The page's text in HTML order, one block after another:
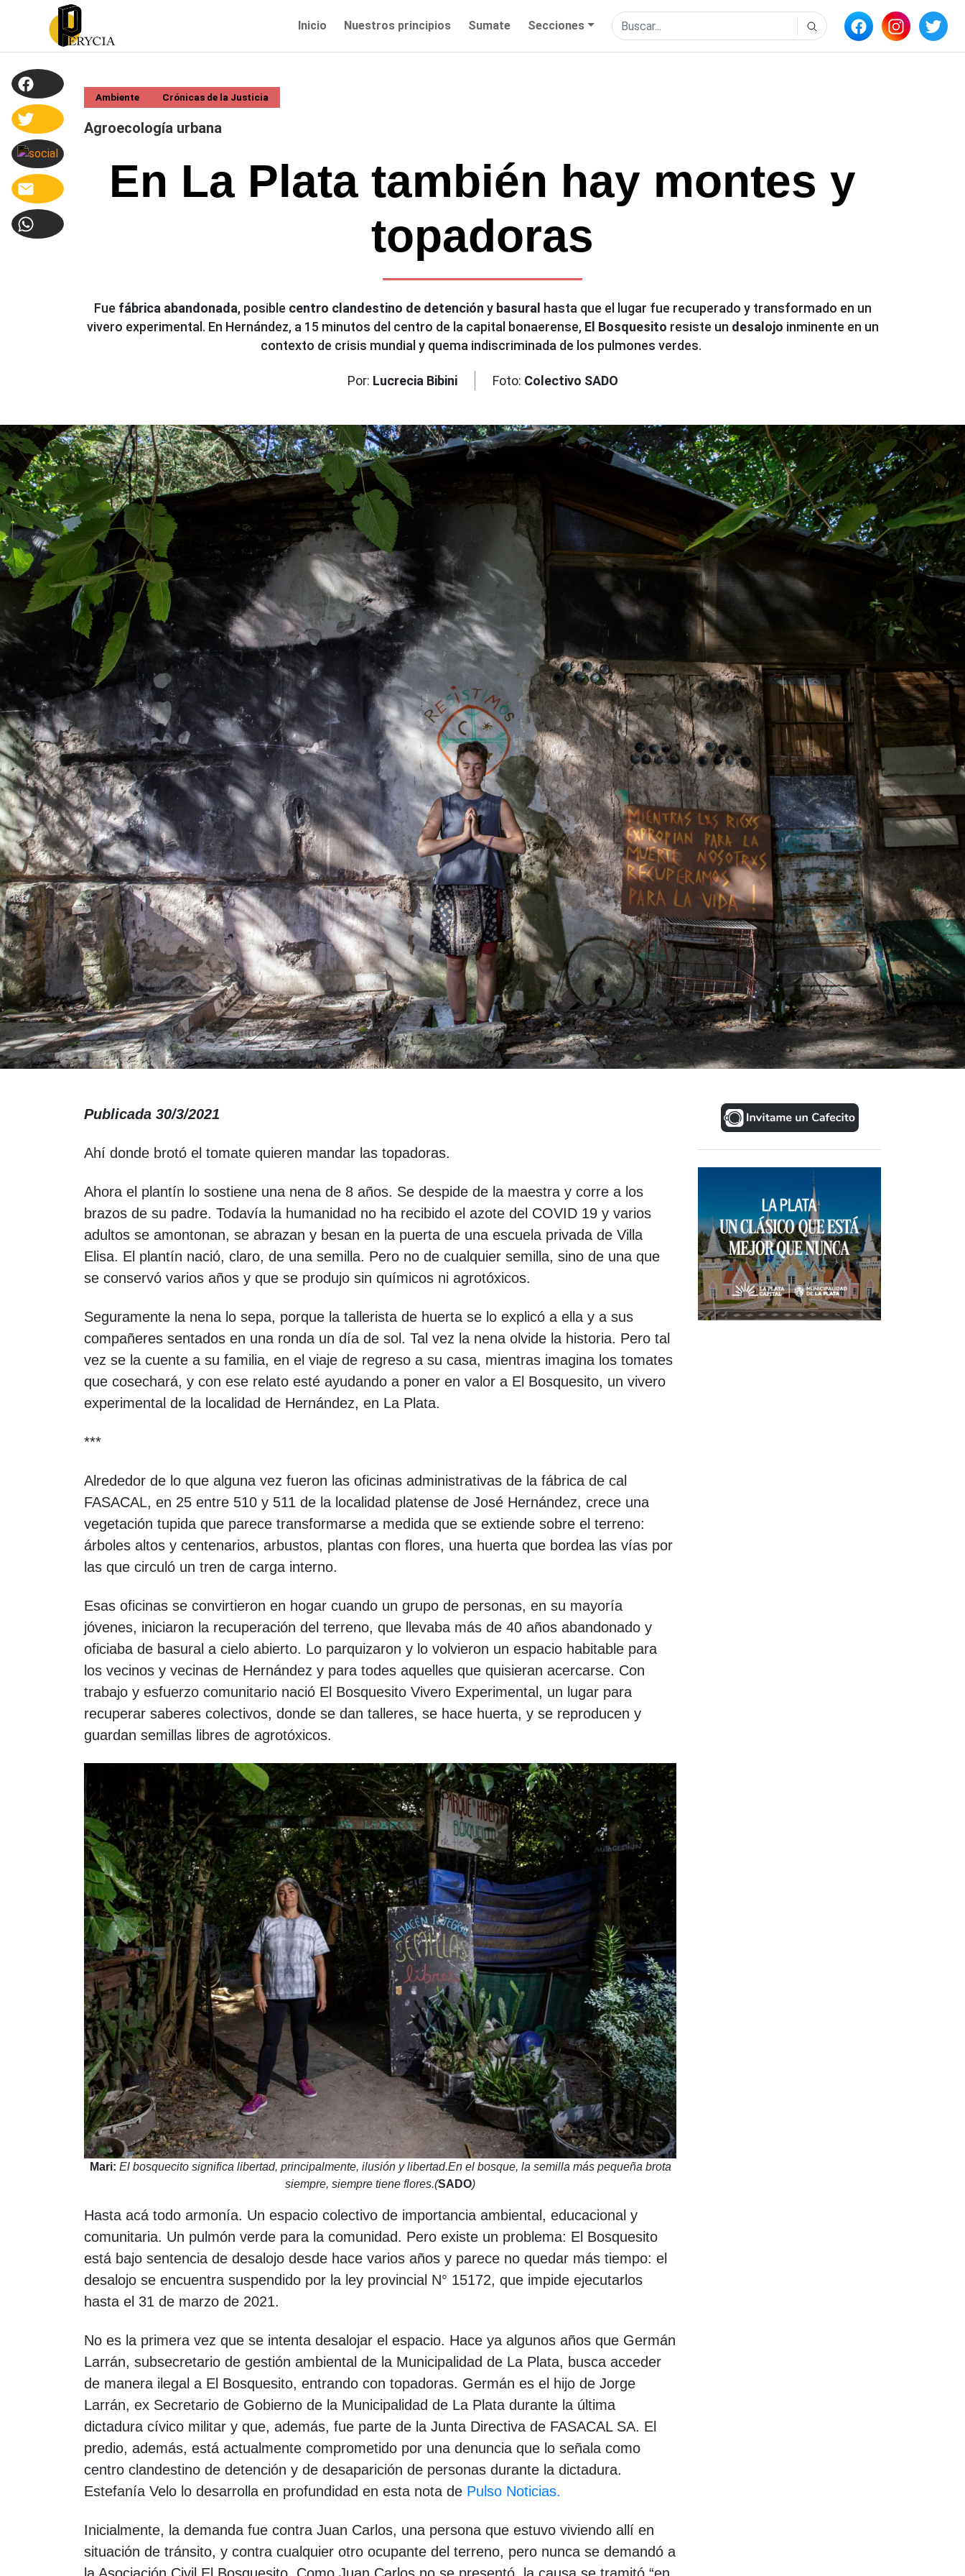
Inicio Nuestros principios Sumate Secciones
Ambiente Crónicas de la Justicia
Agroecología urbana
En La Plata también hay montes y
topadoras
Fue fábrica abandonada, posible centro clandestino de detención y basural hasta que el lugar fue recuperado y transformado en un
vivero experimental. En Hernández, a 15 minutos del centro de la capital bonaerense, El Bosquesito resiste un desalojo inminente en un
contexto de crisis mundial y quema indiscriminada de los pulmones verdes.
Por: Lucrecia Bibini Foto: Colectivo SADO
Publicada 30/3/2021
Ahí donde brotó el tomate quieren mandar las topadoras.
Ahora el plantín lo sostiene una nena de 8 años. Se despide de la maestra y corre a los
brazos de su padre. Todavía la humanidad no ha recibido el azote del COVID 19 y varios
adultos se amontonan, se abrazan y besan en la puerta de una escuela privada de Villa
Elisa. El plantín nació, claro, de una semilla. Pero no de cualquier semilla, sino de una que
se conservó varios años y que se produjo sin químicos ni agrotóxicos.
Seguramente la nena lo sepa, porque la tallerista de huerta se lo explicó a ella y a sus
compañeres sentados en una ronda un día de sol. Tal vez la nena olvide la historia. Pero tal
vez se la cuente a su familia, en el viaje de regreso a su casa, mientras imagina los tomates
que cosechará, y con ese relato esté ayudando a poner en valor a El Bosquesito, un vivero
experimental de la localidad de Hernández, en La Plata.
***
Alrededor de lo que alguna vez fueron las oficinas administrativas de la fábrica de cal
FASACAL, en 25 entre 510 y 511 de la localidad platense de José Hernández, crece una
vegetación tupida que parece transformarse a medida que se extiende sobre el terreno:
árboles altos y centenarios, arbustos, plantas con flores, una huerta que bordea las vías por
las que circuló un tren de carga interno.
Esas oficinas se convirtieron en hogar cuando un grupo de personas, en su mayoría
jóvenes, iniciaron la recuperación del terreno, que llevaba más de 40 años abandonado y
oficiaba de basural a cielo abierto. Lo parquizaron y lo volvieron un espacio habitable para
los vecinos y vecinas de Hernández y para todes aquelles que quisieran acercarse. Con
trabajo y esfuerzo comunitario nació El Bosquesito Vivero Experimental, un lugar para
recuperar saberes colectivos, donde se dan talleres, se hace huerta, y se reproducen y
guardan semillas libres de agrotóxicos.
Mari: El bosquecito significa libertad, principalmente, ilusión y libertad.En el bosque, la semilla más pequeña brota
siempre, siempre tiene flores.(SADO)
Hasta acá todo armonía. Un espacio colectivo de importancia ambiental, educacional y
comunitaria. Un pulmón verde para la comunidad. Pero existe un problema: El Bosquesito
está bajo sentencia de desalojo desde hace varios años y parece no quedar más tiempo: el
desalojo se encuentra suspendido por la ley provincial N° 15172, que impide ejecutarlos
hasta el 31 de marzo de 2021.
No es la primera vez que se intenta desalojar el espacio. Hace ya algunos años que Germán
Larrán, subsecretario de gestión ambiental de la Municipalidad de La Plata, busca acceder
de manera ilegal a El Bosquesito, entrando con topadoras. Germán es el hijo de Jorge
Larrán, ex Secretario de Gobierno de la Municipalidad de La Plata durante la última
dictadura cívico militar y que, además, fue parte de la Junta Directiva de FASACAL SA. El
predio, además, está actualmente comprometido por una denuncia que lo señala como
centro clandestino de detención y de desaparición de personas durante la dictadura.
Estefanía Velo lo desarrolla en profundidad en esta nota de Pulso Noticias.
Inicialmente, la demanda fue contra Juan Carlos, una persona que estuvo viviendo allí en
situación de tránsito, y contra cualquier otro ocupante del terreno, pero nunca se demandó a